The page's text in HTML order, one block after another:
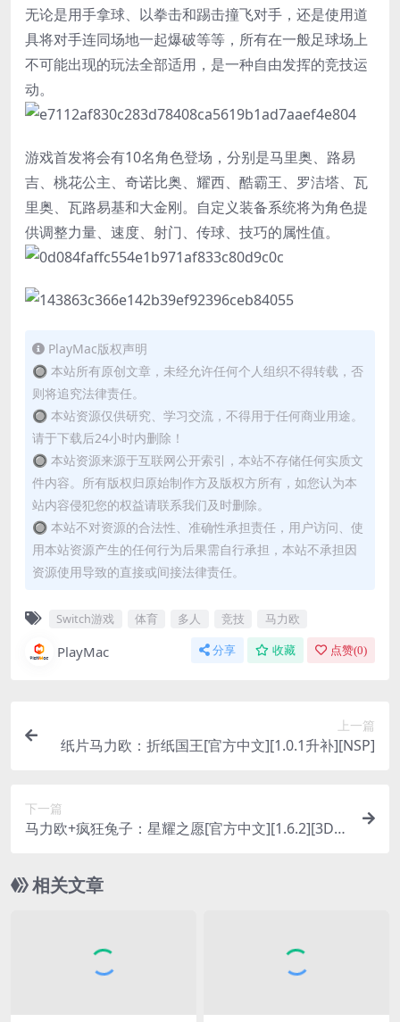
无论是用手拿球、以拳击和踢击撞飞对手，还是使用道
具将对手连同场地一起爆破等等，所有在一般足球场上
不可能出现的玩法全部适用，是一种自由发挥的竞技运
动。
游戏首发将会有10名角色登场，分别是马里奥、路易
吉、桃花公主、奇诺比奥、耀西、酷霸王、罗洁塔、瓦
里奥、瓦路易基和大金刚。自定义装备系统将为角色提
供调整力量、速度、射门、传球、技巧的属性值。
PlayMac版权声明
🔘 本站所有原创文章，未经允许任何个人组织不得转载，否
则将追究法律责任。
🔘 本站资源仅供研究、学习交流，不得用于任何商业用途。
请于下载后24小时内删除！
🔘 本站资源来源于互联网公开索引，本站不存储任何实质文
件内容。所有版权归原始制作方及版权方所有，如您认为本
站内容侵犯您的权益请联系我们及时删除。
🔘 本站不对资源的合法性、准确性承担责任，用户访问、使
用本站资源产生的任何行为后果需自行承担，本站不承担因
资源使用导致的直接或间接法律责任。
Switch游戏 体育 多人 竞技 马力欧
PlayMac 分享 收藏 点赞(0)
上一篇
纸片马力欧：折纸国王[官方中文][1.0.1升补][NSP]
下一篇
马力欧+疯狂兔子：星耀之愿[官方中文][1.6.2][3DL
相关文章